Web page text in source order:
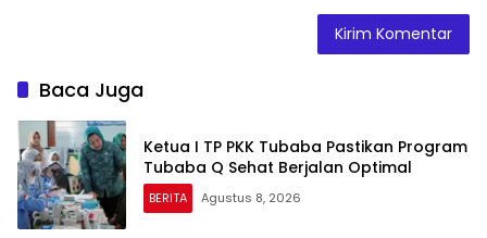
Baca Juga
Ketua I TP PKK Tubaba Pastikan Program
Tubaba Q Sehat Berjalan Optimal
BERITA Agustus 8, 2026